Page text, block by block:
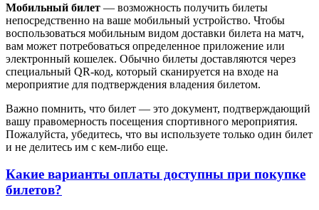
Мобильный билет — возможность получить билеты
непосредственно на ваше мобильный устройство. Чтобы
воспользоваться мобильным видом доставки билета на матч,
вам может потребоваться определенное приложение или
электронный кошелек. Обычно билеты доставляются через
специальный QR-код, который сканируется на входе на
мероприятие для подтверждения владения билетом.
Важно помнить, что билет — это документ, подтверждающий
вашу правомерность посещения спортивного мероприятия.
Пожалуйста, убедитесь, что вы используете только один билет
и не делитесь им с кем-либо еще.
Какие варианты оплаты доступны при покупке
билетов?